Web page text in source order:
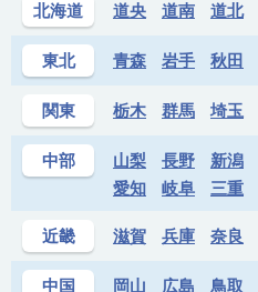
北海道 道央 道南 道北
東北 青森 岩手 秋田
関東 栃木 群馬 埼玉
中部 山梨 長野 新潟
愛知
岐阜 三重
近畿 滋賀 兵庫 奈良
中国 岡山 広島 鳥取